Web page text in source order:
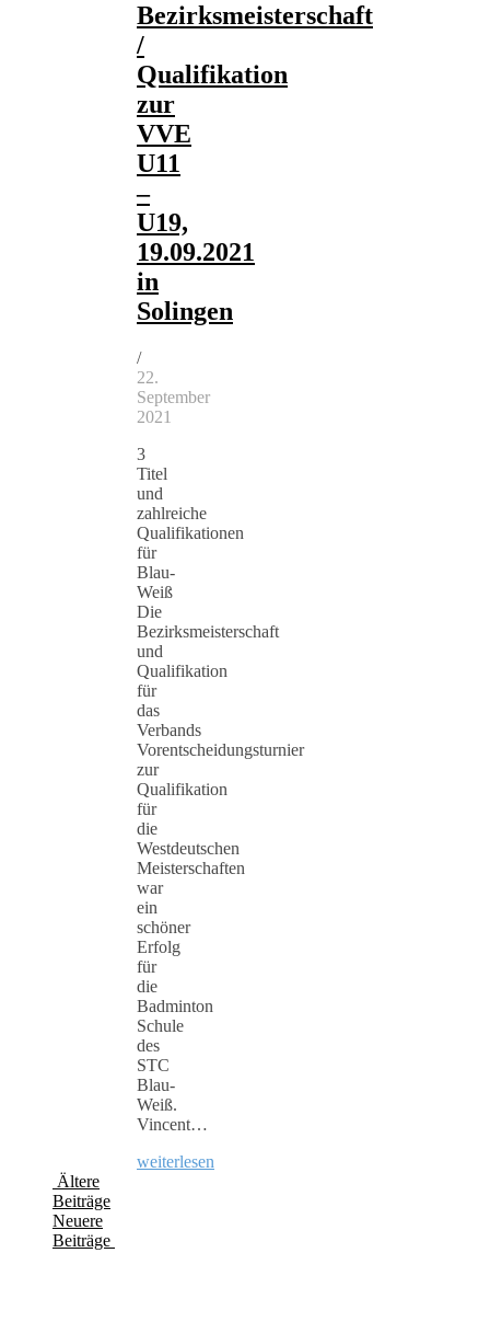
Bezirksmeisterschaft
/
Qualifikation
zur
VVE
U11
–
U19,
19.09.2021
in
Solingen
/
22.
September
2021
3
Titel
und
zahlreiche
Qualifikationen
für
Blau-
Weiß
Die
Bezirksmeisterschaft
und
Qualifikation
für
das
Verbands
Vorentscheidungsturnier
zur
Qualifikation
für
die
Westdeutschen
Meisterschaften
war
ein
schöner
Erfolg
für
die
Badminton
Schule
des
STC
Blau-
Weiß.
Vincent…
weiterlesen
Ältere
Beiträge
Neuere
Beiträge